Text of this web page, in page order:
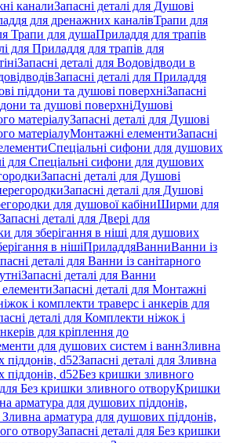
каналиЗапасні деталі для Душові
для дренажних каналівТрапи для
Трапи для душаПриладдя для трапів
для Приладдя для трапів для
Запасні деталі для Водовідводи в
Запасні деталі для Приладдя
піддони та душові поверхніЗапасні
та душові поверхніДушові
матеріалуЗапасні деталі для Душові
матеріалуМонтажні елементиЗапасні
Спеціальні сифони для душових
для Спеціальні сифони для душових
Запасні деталі для Душові
Запасні деталі для Душові
для душової кабіниШирми для
Запасні деталі для Двері для
для зберігання в ніші для душових
в нішіПриладдяВанниВанни із
деталі для Ванни із санітарного
Запасні деталі для Ванни
Запасні деталі для Монтажні
і комплекти траверс і анкерів для
деталі для Комплекти ніжок і
для кріплення до
для душових систем і ваннЗливна
піддонів, d52Запасні деталі для Зливна
піддонів, d52Без кришки зливного
для Без кришки зливного отворуКришки
арматура для душових піддонів,
Зливна арматура для душових піддонів,
отворуЗапасні деталі для Без кришки